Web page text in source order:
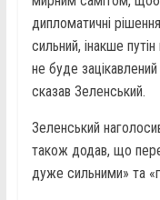
дипломатичні
сильний, інакше
не буде
сказав Зеленський.
Зеленський
також додав, що
дуже сильними» та